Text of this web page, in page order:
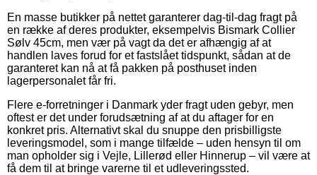
En masse butikker på nettet garanterer dag-til-dag fragt på
en række af deres produkter, eksempelvis Bismark Collier
Sølv 45cm, men vær på vagt da det er afhængig af at
handlen laves forud for et fastslået tidspunkt, sådan at de
garanteret kan nå at få pakken på posthuset inden
lagerpersonalet får fri.
Flere e-forretninger i Danmark yder fragt uden gebyr, men
oftest er det under forudsætning af at du aftager for en
konkret pris. Alternativt skal du snuppe den prisbilligste
leveringsmodel, som i mange tilfælde – uden hensyn til om
man opholder sig i Vejle, Lillerød eller Hinnerup – vil være at
få dem til at bringe varerne til et udleveringssted.